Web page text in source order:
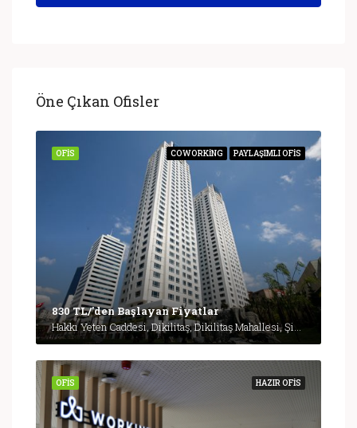
Öne Çıkan Ofisler
COWORKING PAYLAŞIMLI OFIS
OFIS
830 TL/'den Başlayan Fiyatlar
Hakkı Yeten Caddesi, Dikilitaş, Dikilitaş Mahallesi, Şişli, İstanbul, Marmara Bölgesi, 34349, Türkiye, İstanbul
HAZIR OFIS
OFIS